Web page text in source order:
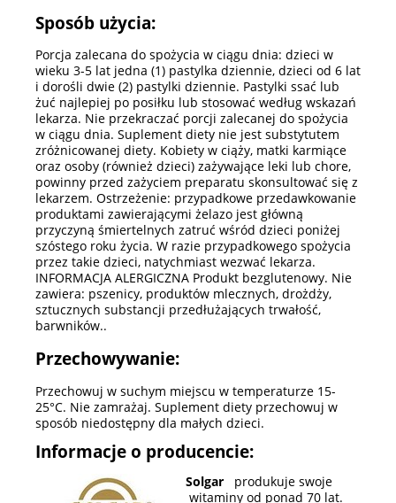
Sposób użycia:
Porcja zalecana do spożycia w ciągu dnia: dzieci w
wieku 3-5 lat jedna (1) pastylka dziennie, dzieci od 6 lat
i dorośli dwie (2) pastylki dziennie. Pastylki ssać lub
żuć najlepiej po posiłku lub stosować według wskazań
lekarza. Nie przekraczać porcji zalecanej do spożycia
w ciągu dnia. Suplement diety nie jest substytutem
zróżnicowanej diety. Kobiety w ciąży, matki karmiące
oraz osoby (również dzieci) zażywające leki lub chore,
powinny przed zażyciem preparatu skonsultować się z
lekarzem. Ostrzeżenie: przypadkowe przedawkowanie
produktami zawierającymi żelazo jest główną
przyczyną śmiertelnych zatruć wśród dzieci poniżej
szóstego roku życia. W razie przypadkowego spożycia
przez takie dzieci, natychmiast wezwać lekarza.
INFORMACJA ALERGICZNA Produkt bezglutenowy. Nie
zawiera: pszenicy, produktów mlecznych, drożdży,
sztucznych substancji przedłużających trwałość,
barwników..
Przechowywanie:
Przechowuj w suchym miejscu w temperaturze 15-
25°C. Nie zamrażaj. Suplement diety przechowuj w
sposób niedostępny dla małych dzieci.
Informacje o producencie:
Solgar
produkuje swoje
witaminy od ponad 70 lat.